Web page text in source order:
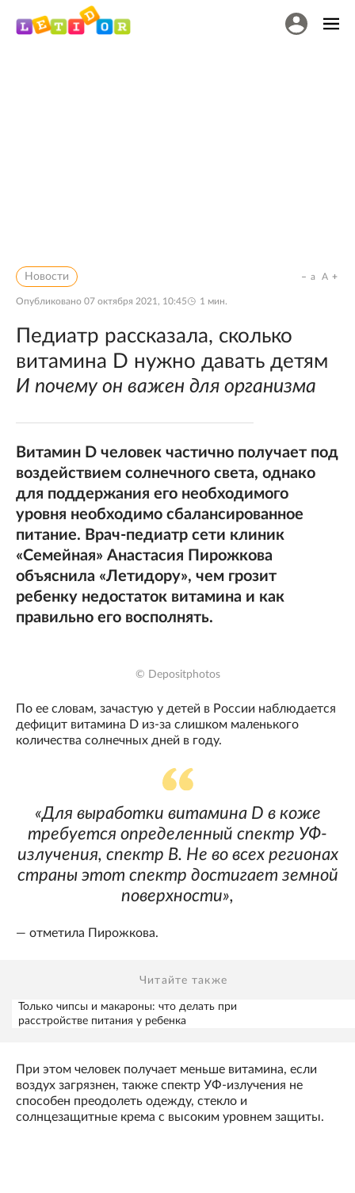
Новости
Опубликовано 07 октября 2021, 10:45 1 мин.
a A
Педиатр рассказала, сколько
витамина D нужно давать детям
И почему он важен для организма
Витамин D человек частично получает под
воздействием солнечного света, однако
для поддержания его необходимого
уровня необходимо сбалансированное
питание. Врач-педиатр сети клиник
«Семейная» Анастасия Пирожкова
объяснила «Летидору», чем грозит
ребенку недостаток витамина и как
правильно его восполнять.
© Depositphotos
По ее словам, зачастую у детей в России наблюдается
дефицит витамина D из-за слишком маленького
количества солнечных дней в году.
«Для выработки витамина D в коже
требуется определенный спектр УФ-
излучения, спектр В. Не во всех регионах
страны этот спектр достигает земной
поверхности»,
— отметила Пирожкова.
Читайте также
Только чипсы и макароны: что делать при
расстройстве питания у ребенка
При этом человек получает меньше витамина, если
воздух загрязнен, также спектр УФ-излучения не
способен преодолеть одежду, стекло и
солнцезащитные крема с высоким уровнем защиты.